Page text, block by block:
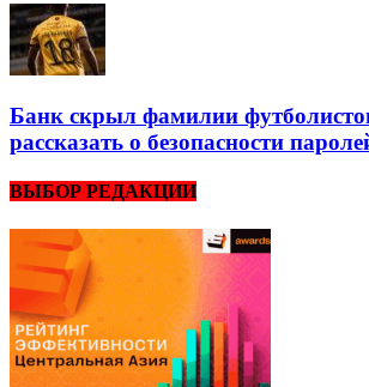
Банк скрыл фамилии
рассказать о безопасности
ВЫБОР РЕДАКЦИИ